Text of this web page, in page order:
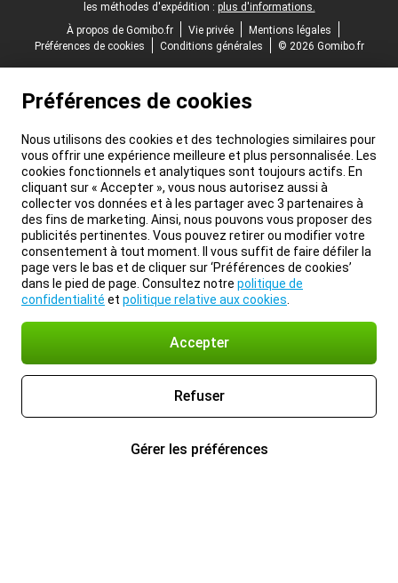
les méthodes d'expédition : plus d'informations.
À propos de Gomibo.fr
Vie privée
Mentions légales
Préférences de cookies
Conditions générales © 2026 Gomibo.fr
Préférences de cookies
Nous utilisons des cookies et des technologies similaires pour
vous offrir une expérience meilleure et plus personnalisée. Les
cookies fonctionnels et analytiques sont toujours actifs. En
cliquant sur « Accepter », vous nous autorisez aussi à
collecter vos données et à les partager avec 3 partenaires à
des fins de marketing. Ainsi, nous pouvons vous proposer des
publicités pertinentes. Vous pouvez retirer ou modifier votre
consentement à tout moment. Il vous suffit de faire défiler la
page vers le bas et de cliquer sur ‘Préférences de cookies’
dans le pied de page. Consultez notre politique de
confidentialité et politique relative aux cookies
Accepter
Refuser
Gérer les préférences